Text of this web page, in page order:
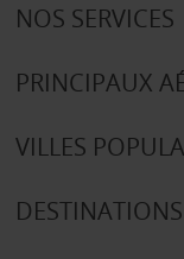
NOS SERVICES
PRINCIPAUX
VILLES